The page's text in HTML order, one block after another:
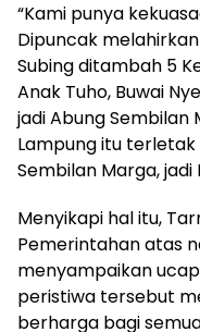
“Kami punya
Dipuncak melahirkan
Subing ditambah 5
Anak Tuho, Buwai
jadi Abung Sembilan
Lampung itu
Sembilan Marga, jadi
Menyikapi hal itu,
Pemerintahan atas
menyampaikan
peristiwa tersebut
berharga bagi